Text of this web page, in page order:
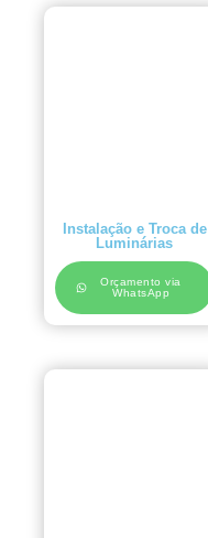
Instalação e Troca de
Luminárias
Orçamento via
WhatsApp